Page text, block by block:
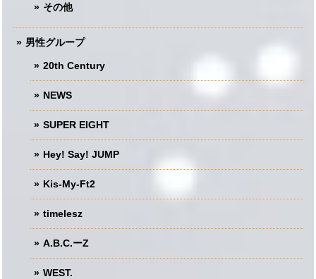
その他
男性グループ
20th Century
NEWS
SUPER EIGHT
Hey! Say! JUMP
Kis-My-Ft2
timelesz
A.B.C.ーZ
WEST.